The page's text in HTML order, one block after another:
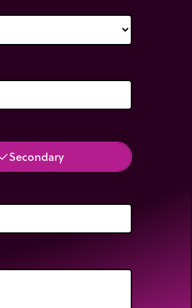
doneSecondary